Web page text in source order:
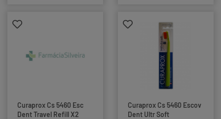
Curaprox Cs 5460 Esc
Dent Travel Refill X2
Curaprox Cs 5460 Escov
Dent Ultr Soft